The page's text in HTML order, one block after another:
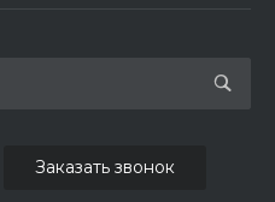
Заказать звонок